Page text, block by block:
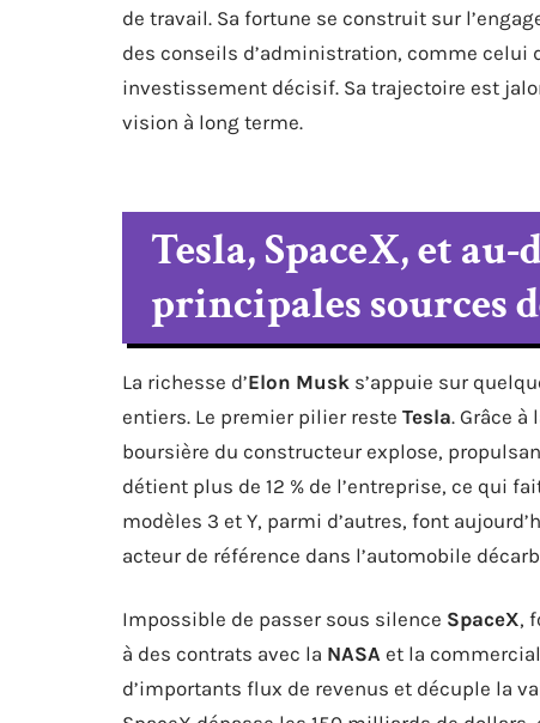
de travail. Sa fortune se construit sur
des conseils d’administration, comme celui
investissement décisif. Sa trajectoire est
vision à long terme.
Tesla, SpaceX, et
principales sources
La richesse d’Elon Musk s’appuie sur
entiers. Le premier pilier reste Tesla. Grâce
boursière du constructeur explose,
détient plus de 12 % de l’entreprise, ce qui
modèles 3 et Y, parmi d’autres, font
acteur de référence dans l’automobile
Impossible de passer sous silence SpaceX,
à des contrats avec la NASA et la
d’importants flux de revenus et décuple la